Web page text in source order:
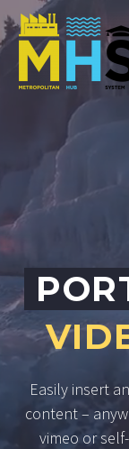
Easily insert
content –
vimeo or